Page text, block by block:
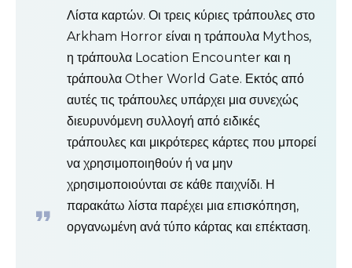
Λίστα καρτών. Οι τρεις κύριες τράπουλες στο
Arkham Horror είναι η τράπουλα Mythos,
η τράπουλα Location Encounter και η
τράπουλα Other World Gate. Εκτός από
αυτές τις τράπουλες υπάρχει μια συνεχώς
διευρυνόμενη συλλογή από ειδικές
τράπουλες και μικρότερες κάρτες που μπορεί
να χρησιμοποιηθούν ή να μην
χρησιμοποιούνται σε κάθε παιχνίδι. Η
παρακάτω λίστα παρέχει μια επισκόπηση,
οργανωμένη ανά τύπο κάρτας και επέκταση.